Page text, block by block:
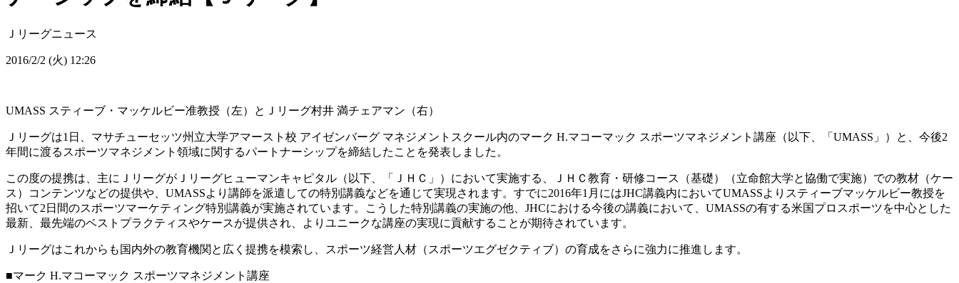
Ｊリーグニュース
2016/2/2 (火) 12:26
UMASS スティーブ・マッケルビー准教授（左）とＪリーグ村井 満チェアマン（右）
Ｊリーグは1日、マサチューセッツ州立大学アマースト校 アイゼンバーグ マネジメントスクール内のマーク H.マコーマック スポーツマネジメント講座（以下、「UMASS」）と、今後2
年間に渡るスポーツマネジメント領域に関するパートナーシップを締結したことを発表しました。
この度の提携は、主にＪリーグがＪリーグヒューマンキャピタル（以下、「ＪＨＣ」）において実施する、ＪＨＣ教育・研修コース（基礎）（立命館大学と協働で実施）での教材（ケー
ス）コンテンツなどの提供や、UMASSより講師を派遣しての特別講義などを通じて実現されます。すでに2016年1月にはJHC講義内においてUMASSよりスティーブマッケルビー教授を
招いて2日間のスポーツマーケティング特別講義が実施されています。こうした特別講義の実施の他、JHCにおける今後の講義において、UMASSの有する米国プロスポーツを中心とした
最新、最先端のベストプラクティスやケースが提供され、よりユニークな講座の実現に貢献することが期待されています。
Ｊリーグはこれからも国内外の教育機関と広く提携を模索し、スポーツ経営人材（スポーツエグゼクティブ）の育成をさらに強力に推進します。
■マーク H.マコーマック スポーツマネジメント講座